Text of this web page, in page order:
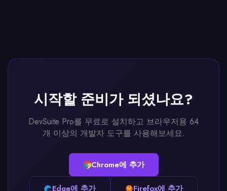
시작할 준비가 되셨나요?
DevSuite Pro를 무료로 설치하고 브라우저용 64
개 이상의 개발자 도구를 사용해보세요.
Chrome에 추가
Edge에 추가 Firefox에 추가